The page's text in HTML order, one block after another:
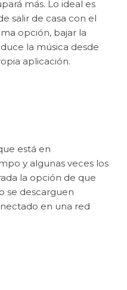
más. Lo ideal es
salir de casa con el
opción, bajar la
la música desde
aplicación.
está en
y algunas veces los
la opción de que
se descarguen
en una red